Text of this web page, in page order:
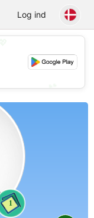
Log ind
1